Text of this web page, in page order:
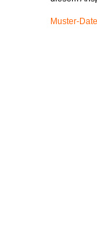
Muster-